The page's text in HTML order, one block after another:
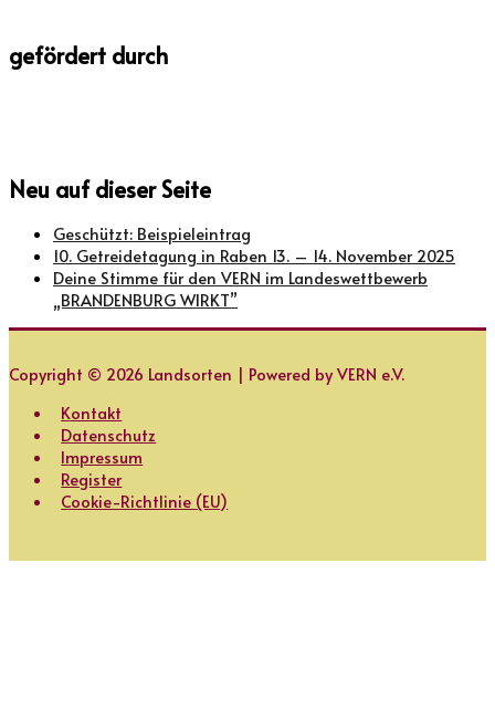
gefördert durch
Neu auf dieser Seite
Geschützt: Beispieleintrag
10. Getreidetagung in Raben 13. – 14. November 2025
Deine Stimme für den VERN im Landeswettbewerb
„BRANDENBURG WIRKT”
Copyright © 2026 Landsorten | Powered by VERN e.V.
Kontakt
Datenschutz
Impressum
Register
Cookie-Richtlinie (EU)